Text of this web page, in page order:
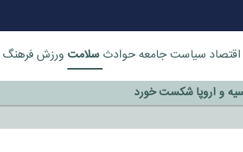
اقتصاد سیاستجامعهحوادث سلامت ورزشفرهنگ